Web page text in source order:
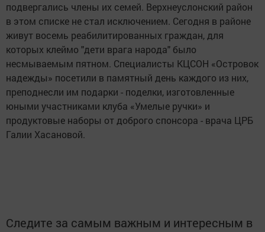
подвергались члены их семей. Верхнеуслонский район
в этом списке не стал исключением. Сегодня в районе
живут восемь реабилитированных граждан, для
которых клеймо "дети врага народа" было
несмываемым пятном. Специалисты КЦСОН «Островок
надежды» посетили в памятный день каждого из них,
преподнесли им подарки - поделки, изготовленные
юными участниками клуба «Умелые ручки» и
продуктовые наборы от доброго спонсора - врача ЦРБ
Галии Хасановой.
Следите за самым важным и интересным в